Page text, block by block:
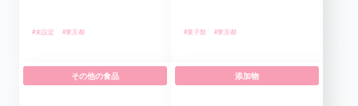
#未設定 #東京都 #菓子類 #東京都
その他の食品 添加物